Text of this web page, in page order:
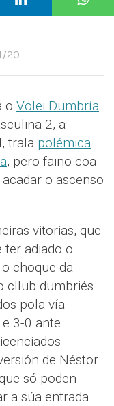
20
o Volei Dumbría.
2, a
trala polémica
, pero faino coa
o ascenso
vitorias, que
ter adiado o
choque da
cllub dumbriés
pola vía
3-0 ante
de Néstor.
só poden
a súa entrada